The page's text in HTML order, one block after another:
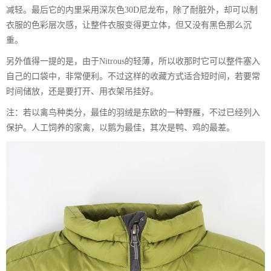
减轻。最后它的内里采用深灰色30D尼龙布，除了耐脏外，却可以制
衣服的色彩层次感，让整件衣服变得更立体，但又没有黑色那么沉
重。
另外值得一提的是，由于Nitrous的轻薄，所以收那时它可以整件塞入
自己的口袋中，非常便利。不过这样的收藏方式适合短时间，若要常
时间储放，还是要打开、用衣架吊挂好。
注：若以禽鸟种类分，最佳的羽绒是东欧的一种野雁，不过已经列入
保护。人工饲养的家禽，以鹅为最佳，其次是鸭、鸡的最差。